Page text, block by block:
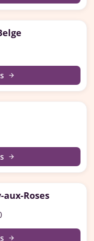
arrow_forward
arrow_forward
aux-Roses
arrow_forward